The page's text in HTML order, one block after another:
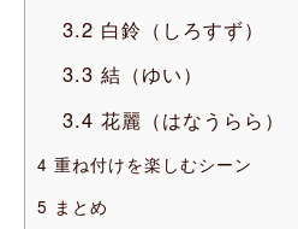
3.2 白鈴（しろすず）
3.3 結（ゆい）
3.4 花麗（はなうらら）
4 重ね付けを楽しむシーン
5 まとめ